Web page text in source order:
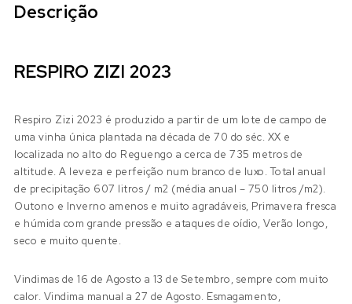
Descrição
RESPIRO ZIZI 2023
Respiro Zizi 2023 é produzido a partir de um lote de campo de
uma vinha única plantada na década de 70 do séc. XX e
localizada no alto do Reguengo a cerca de 735 metros de
altitude. A leveza e perfeição num branco de luxo. Total anual
de precipitação 607 litros / m2 (média anual – 750 litros /m2).
Outono e Inverno amenos e muito agradáveis, Primavera fresca
e húmida com grande pressão e ataques de oídio, Verão longo,
seco e muito quente.
Vindimas de 16 de Agosto a 13 de Setembro, sempre com muito
calor. Vindima manual a 27 de Agosto. Esmagamento,